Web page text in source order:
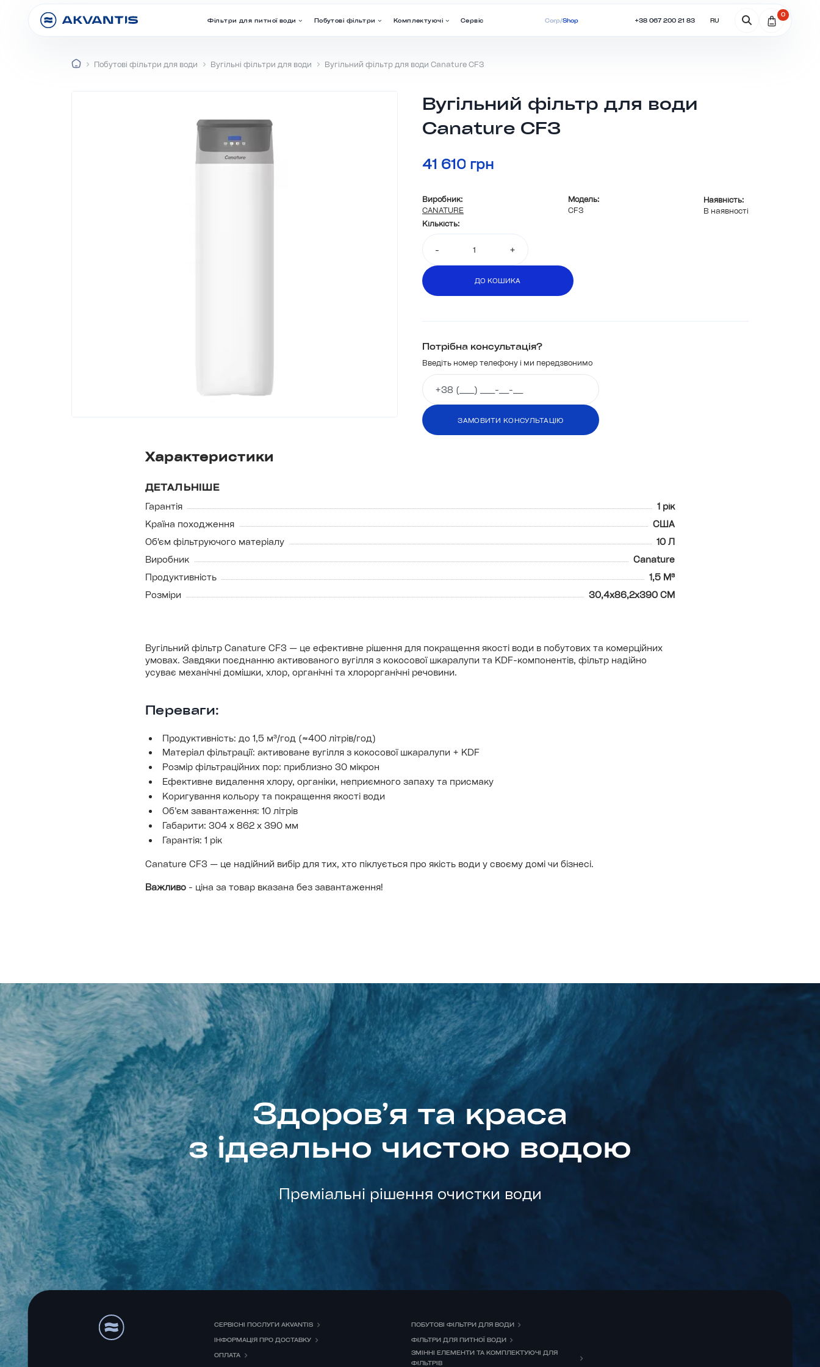
Фільтри для питної води Побутові фільтри Комплектуючі Сервіс Corp/Shop +38 067 200 21 83 RU
0
Побутові фільтри для води Вугільні фільтри для води Вугільний фільтр для води Canature CF3
Вугільний фільтр для води
Canature CF3
41 610 грн
Виробник:
CANATURE
Модель:
CF3
Наявність:
В наявності
Кількість:
- +
ДО КОШИКА
Потрібна консультація?
Введіть номер телефону і ми передзвонимо
ЗАМОВИТИ КОНСУЛЬТАЦІЮ
Характеристики
ДЕТАЛЬНІШЕ
Гарантія
1 рік
Країна походження
США
Об'єм фільтруючого матеріалу
10 Л
Виробник
Canature
Продуктивність
1,5 М³
Розміри
30,4x86,2x390 СМ
Вугільний фільтр Canature CF3 — це ефективне рішення для покращення якості води в побутових та комерційних
умовах. Завдяки поєднанню активованого вугілля з кокосової шкаралупи та KDF-компонентів, фільтр надійно
усуває механічні домішки, хлор, органічні та хлорорганічні речовини.
Переваги:
Продуктивність: до 1,5 м³/год (≈400 літрів/год)
Матеріал фільтрації: активоване вугілля з кокосової шкаралупи + KDF
Розмір фільтраційних пор: приблизно 30 мікрон
Ефективне видалення хлору, органіки, неприємного запаху та присмаку
Коригування кольору та покращення якості води
Обʼєм завантаження: 10 літрів
Габарити: 304 x 862 x 390 мм
Гарантія: 1 рік
Canature CF3 — це надійний вибір для тих, хто піклується про якість води у своєму домі чи бізнесі.
Важливо - ціна за товар вказана без завантаження!
Здоровʼя та краса
з ідеально чистою водою
Преміальні рішення очистки води
СЕРВІСНІ ПОСЛУГИ AKVANTIS
ІНФОРМАЦІЯ ПРО ДОСТАВКУ
ОПЛАТА
ПОБУТОВІ ФІЛЬТРИ ДЛЯ ВОДИ
ФІЛЬТРИ ДЛЯ ПИТНОЇ ВОДИ
ЗМІННІ ЕЛЕМЕНТИ ТА КОМПЛЕКТУЮЧІ ДЛЯ
ФІЛЬТРІВ